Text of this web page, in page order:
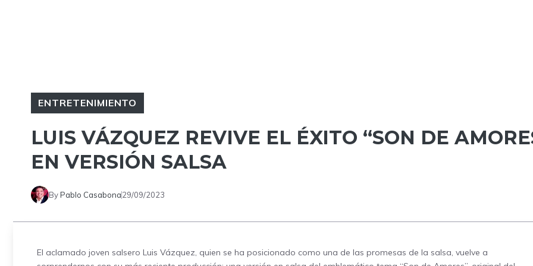
ENTRETENIMIENTO
LUIS VÁZQUEZ REVIVE EL ÉXITO “SON DE
EN VERSIÓN SALSA
ByPablo Casabona29/09/2023
El aclamado joven salsero Luis Vázquez, quien se ha posicionado como una de las promesas de la salsa, vuelve a